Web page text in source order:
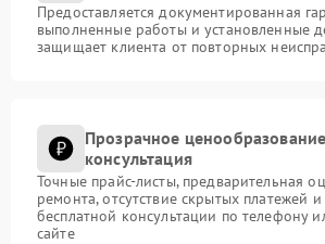
Предоставляется документированная
выполненные работы и установленные
защищает клиента от повторных
Прозрачное
консультация
Точные прайс-листы, предварительная
ремонта, отсутствие скрытых платежей
бесплатной консультации по телефону
сайте